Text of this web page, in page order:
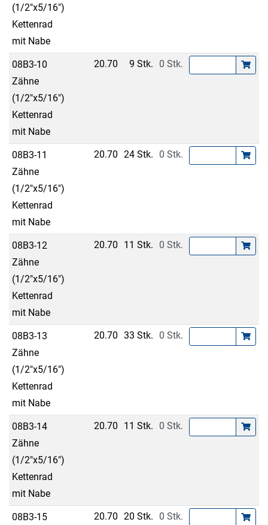
(1/2"x5/16")
Kettenrad
mit Nabe
08B3-10
Zähne
(1/2"x5/16")
Kettenrad
mit Nabe
20.70 9 Stk. 0 Stk.
08B3-11
Zähne
(1/2"x5/16")
Kettenrad
mit Nabe
20.70 24 Stk. 0 Stk.
08B3-12
Zähne
(1/2"x5/16")
Kettenrad
mit Nabe
20.70 11 Stk. 0 Stk.
08B3-13
Zähne
(1/2"x5/16")
Kettenrad
mit Nabe
20.70 33 Stk. 0 Stk.
08B3-14
Zähne
(1/2"x5/16")
Kettenrad
mit Nabe
20.70 11 Stk. 0 Stk.
08B3-15 20.70 20 Stk. 0 Stk.